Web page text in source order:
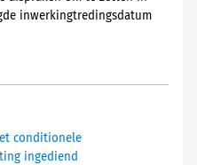
inwerkingtredingsdatum
conditionele
ingediend